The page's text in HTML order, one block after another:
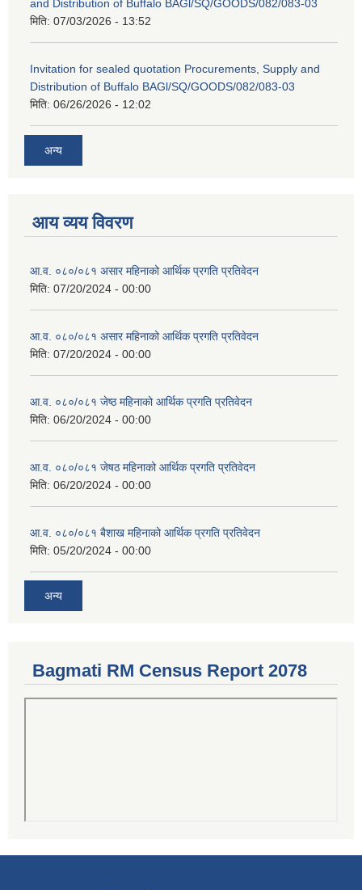
and Distribution of Buffalo BAGl/SQ/GOODS/082/083-03
मिति: 07/03/2026 - 13:52
Invitation for sealed quotation Procurements, Supply and
Distribution of Buffalo BAGl/SQ/GOODS/082/083-03
मिति: 06/26/2026 - 12:02
अन्य
आय व्यय विवरण
आ.व. ०८०/०८१ असार महिनाको आर्थिक प्रगति प्रतिवेदन
मिति: 07/20/2024 - 00:00
आ.व. ०८०/०८१ असार महिनाको आर्थिक प्रगति प्रतिवेदन
मिति: 07/20/2024 - 00:00
आ.व. ०८०/०८१ जेष्ठ महिनाको आर्थिक प्रगति प्रतिवेदन
मिति: 06/20/2024 - 00:00
आ.व. ०८०/०८१ जेषठ महिनाको आर्थिक प्रगति प्रतिवेदन
मिति: 06/20/2024 - 00:00
आ.व. ०८०/०८१ बैशाख महिनाको आर्थिक प्रगति प्रतिवेदन
मिति: 05/20/2024 - 00:00
अन्य
Bagmati RM Census Report 2078